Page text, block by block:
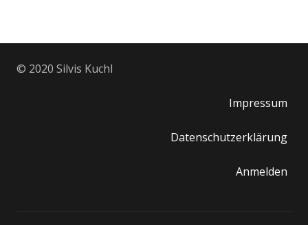
© 2020 Silvis Kuchl
Impressum
Datenschutzerklärung
Anmelden